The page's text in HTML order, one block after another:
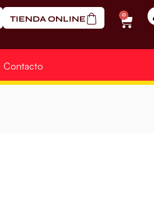
TIENDA ONLINE 0
Contacto